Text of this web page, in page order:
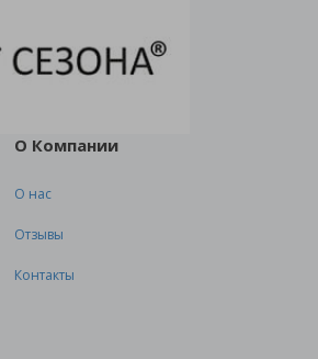
О Компании
О нас
Отзывы
Контакты